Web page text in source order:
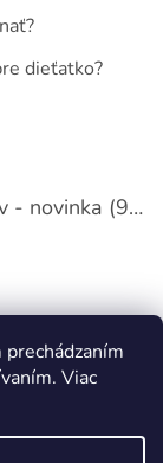
Viac
dieťatko?
Tričko kamióny pre chlapcov - novinka (98-134)